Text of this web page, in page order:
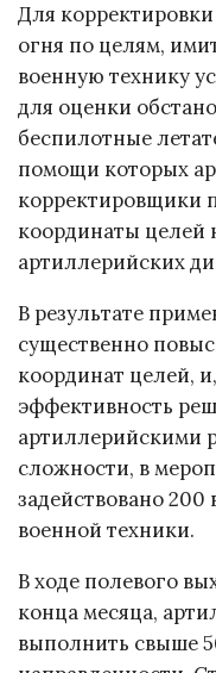
Для
огня по целям,
военную технику
для оценки
беспилотные
помощи которых
корректировщики
координаты целей
артиллерийских
В результате
существенно
координат целей,
эффективность
артиллерийскими
сложности, в
задействовано
военной техники.
В ходе полевого
конца месяца,
выполнить свыше